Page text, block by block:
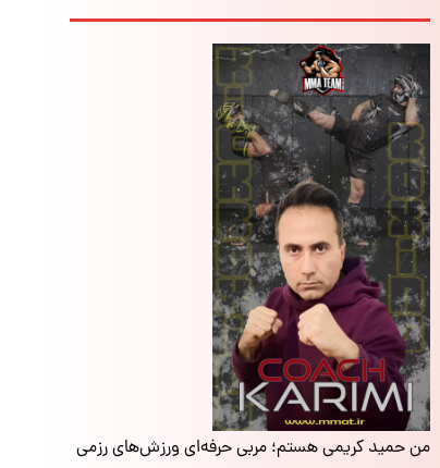
من حمید کریمی هستم؛ مربی حرفه‌ای ورزش‌های رزمی